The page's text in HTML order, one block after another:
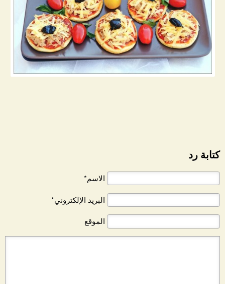
كتابة رد
الاسم*
البريد الإلكتروني*
الموقع